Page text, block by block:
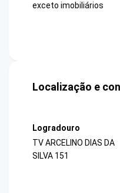
exceto imobiliários
Localização e
Logradouro
TV ARCELINO DIAS DA
SILVA 151